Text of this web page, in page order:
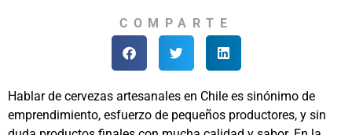
COMPARTE
Hablar de cervezas artesanales en Chile es sinónimo de
emprendimiento, esfuerzo de pequeños productores, y sin